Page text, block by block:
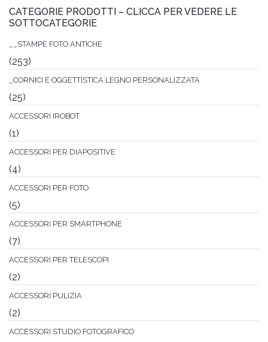
CATEGORIE PRODOTTI – CLICCA PER VEDERE LE
SOTTOCATEGORIE
__STAMPE FOTO ANTICHE
(253)
_CORNICI E OGGETTISTICA LEGNO PERSONALIZZATA
(25)
ACCESSORI IROBOT
(1)
ACCESSORI PER DIAPOSITIVE
(4)
ACCESSORI PER FOTO
(5)
ACCESSORI PER SMARTPHONE
(7)
ACCESSORI PER TELESCOPI
(2)
ACCESSORI PULIZIA
(2)
ACCESSORI STUDIO FOTOGRAFICO